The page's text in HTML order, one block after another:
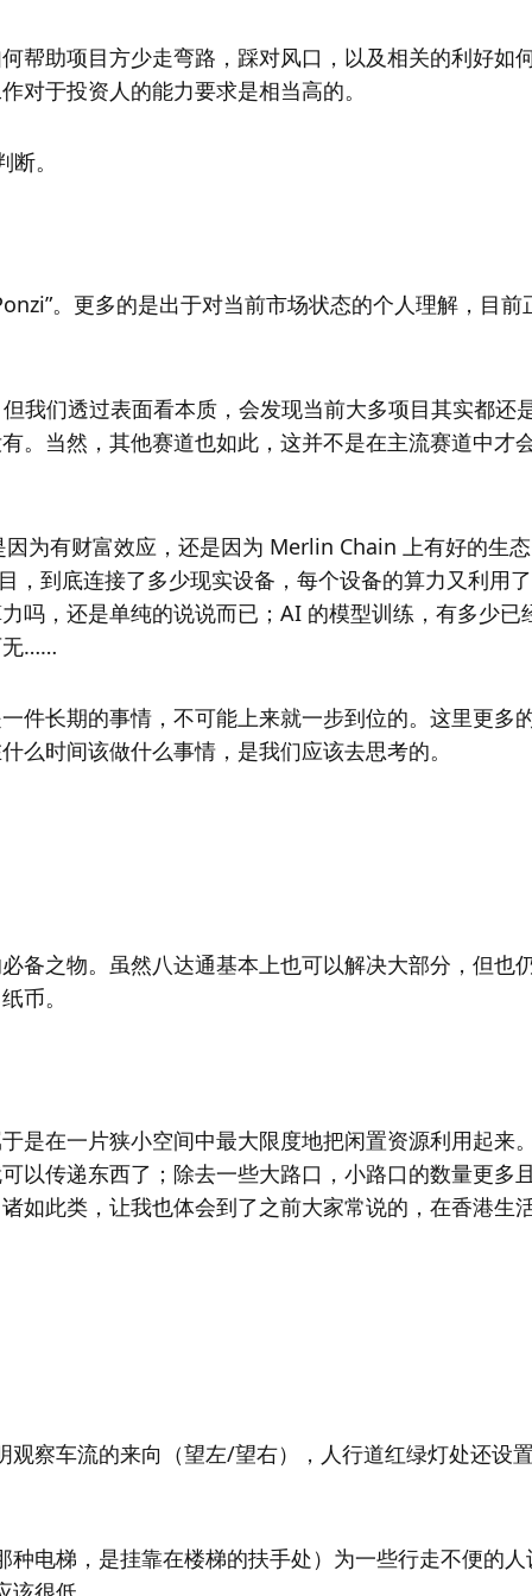
帮助项目方少走弯路，踩对风口，以及相关的利好如
对于投资人的能力要求是相当高的。
。
。更多的是出于对当前市场状态的个人理解，目前
我们透过表面看本质，会发现当前大多项目其实都还
。当然，其他赛道也如此，这并不是在主流赛道中才
为有财富效应，还是因为 Merlin Chain 上有好的生
，到底连接了多少现实设备，每个设备的算力又利用
吗，还是单纯的说说而已；AI 的模型训练，有多少已
无……
件长期的事情，不可能上来就一步到位的。这里更多
么时间该做什么事情，是我们应该去思考的。
备之物。虽然八达通基本上也可以解决大部分，但也
币。
是在一片狭小空间中最大限度地把闲置资源利用起来
以传递东西了；除去一些大路口，小路口的数量更多
如此类，让我也体会到了之前大家常说的，在香港生
察车流的来向（望左/望右），人行道红绿灯处还设
电梯，是挂靠在楼梯的扶手处）为一些行走不便的